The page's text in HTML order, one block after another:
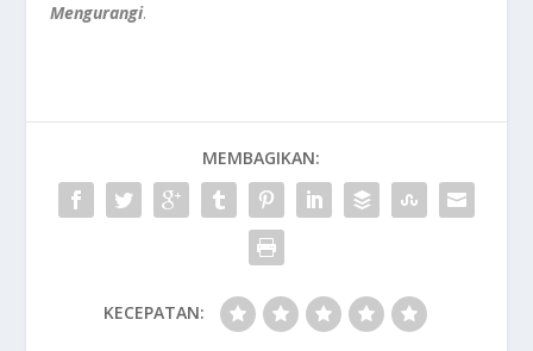
Mengurangi.
MEMBAGIKAN:
KECEPATAN: